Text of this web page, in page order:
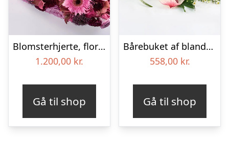
Blomsterhjerte, floristens valg – Blomster til begravelse
1.200,00 kr.
Gå til shop
Bårebuket af blandede blomster – Blomster til begravelse
558,00 kr.
Gå til shop